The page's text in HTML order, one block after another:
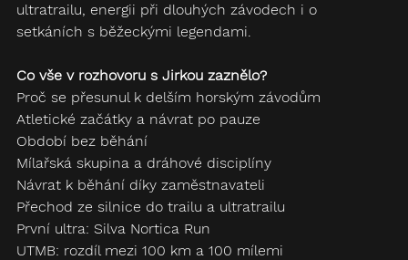
ultratrailu, energii při dlouhých závodech i o
setkáních s běžeckými legendami.
Co vše v rozhovoru s Jirkou zaznělo?
Proč se přesunul k delším horským závodům
Atletické začátky a návrat po pauze
Období bez běhání
Mílařská skupina a dráhové disciplíny
Návrat k běhání díky zaměstnavateli
Přechod ze silnice do trailu a ultratrailu
První ultra: Silva Nortica Run
UTMB: rozdíl mezi 100 km a 100 mílemi